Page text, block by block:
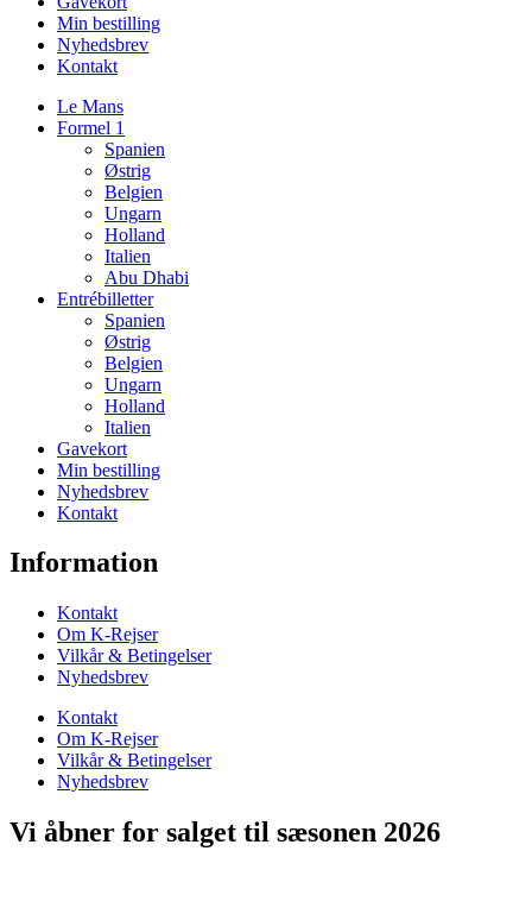
Min bestilling
Nyhedsbrev
Kontakt
Le Mans
Formel 1
Spanien
Østrig
Belgien
Ungarn
Holland
Italien
Abu Dhabi
Entrébilletter
Spanien
Østrig
Belgien
Ungarn
Holland
Italien
Gavekort
Min bestilling
Nyhedsbrev
Kontakt
Information
Kontakt
Om K-Rejser
Vilkår & Betingelser
Nyhedsbrev
Kontakt
Om K-Rejser
Vilkår & Betingelser
Nyhedsbrev
Vi åbner for salget til sæsonen 2026